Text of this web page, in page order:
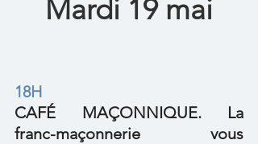
Mardi 19 mai
18H
CAFÉ MAÇONNIQUE. La
franc-maçonnerie vous